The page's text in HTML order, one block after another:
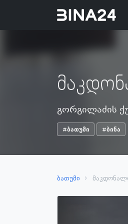
გორგილაძის
#ბათუმი #ბინა
ბათუმი